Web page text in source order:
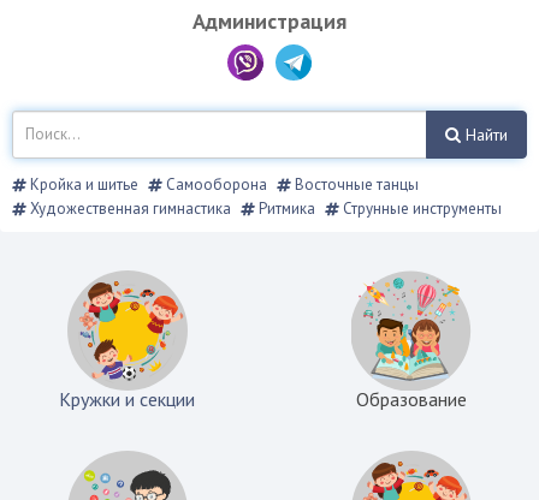
Администрация
Найти
Кройка и шитье Самооборона
Восточные танцы
Художественная гимнастика
Ритмика Струнные инструменты
Кружки и секции Образование